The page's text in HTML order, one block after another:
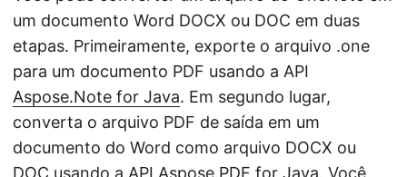
um documento Word DOCX ou DOC em duas
etapas. Primeiramente, exporte o arquivo .one
para um documento PDF usando a API
Aspose.Note for Java. Em segundo lugar,
converta o arquivo PDF de saída em um
documento do Word como arquivo DOCX ou
DOC usando a API Aspose.PDF for Java. Você